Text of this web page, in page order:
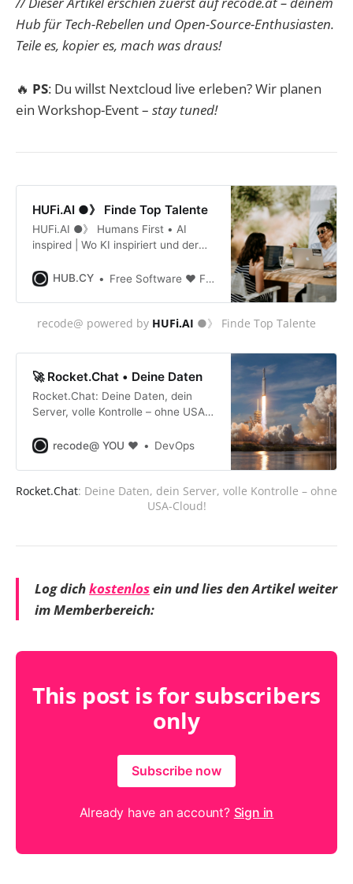
Hub für Tech-Rebellen und Open-Source-Enthusiasten.
Teile es, kopier es, mach was draus!
🔥 PS: Du willst Nextcloud live erleben? Wir planen
ein Workshop-Event – stay tuned!
HUFi.AI ●》 Finde Top Talente
HUFi.AI ●》 Humans First • AI
inspired | Wo KI inspiriert und der
HUB.CY
Free Software ❤️ Free Life.
recode@ powered by HUFi.AI ●》 Finde Top Talente
🚀 Rocket.Chat • Deine Daten
Rocket.Chat: Deine Daten, dein
Server, volle Kontrolle – ohne USA-
recode@ YOU ❤️
DevOps
Rocket.Chat: Deine Daten, dein Server, volle Kontrolle – ohne
USA-Cloud!
Log dichkostenlosein und lies den Artikel weiter
im Memberbereich:
This post is for subscribers
only
Subscribe now
Already have an account? Sign in